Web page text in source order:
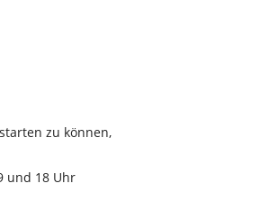
zu können,
und 18 Uhr